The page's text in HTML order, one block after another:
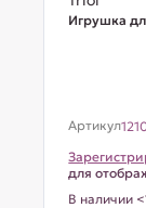
Игрушка
Артикул
для
В наличии